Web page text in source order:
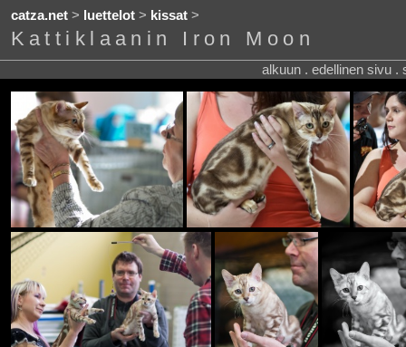
catza.net> luettelot> kissat>
Kattiklaanin Iron Moon
alkuun . edellinen sivu .